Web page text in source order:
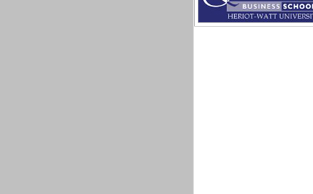
Tư vấn
Vật tư - Hậu cần